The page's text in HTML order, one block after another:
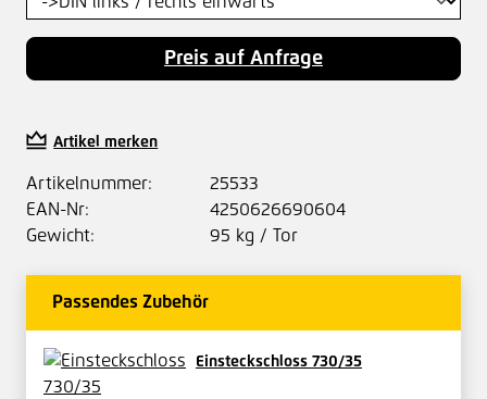
Preis auf Anfrage
Artikel merken
Artikelnummer:
25533
EAN-Nr:
4250626690604
Gewicht:
95 kg / Tor
Passendes Zubehör
Einsteckschloss 730/35